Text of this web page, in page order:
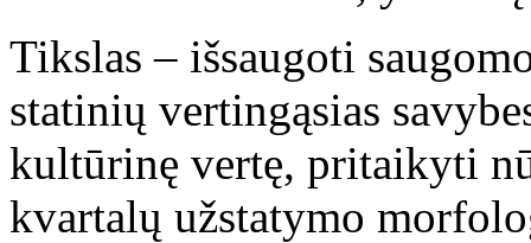
Tikslas – išsaugoti
statinių vertingąsias
kultūrinę vertę, pritaikyti
kvartalų užstatymo